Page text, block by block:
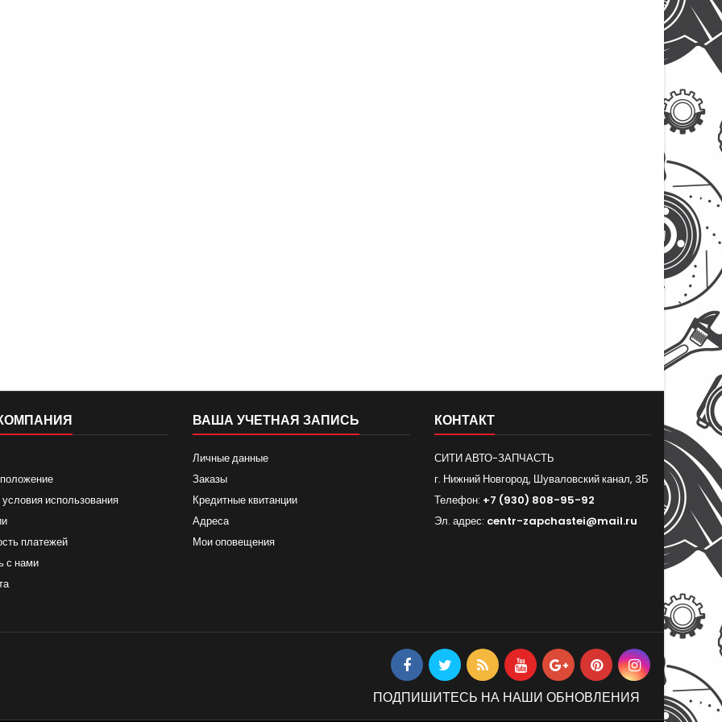
использования
платежей
с нами
ВАША УЧЕТНАЯ ЗАПИСЬ
Личные данные
Заказы
Кредитные квитанции
Адреса
Мои оповещения
КОНТАКТ
СИТИ АВТО-ЗАПЧАСТЬ
г. Нижний Новгород, Шуваловский канал, 3Б
Телефон: +7 (930) 808-95-92
Эл. адрес: centr-zapchastei@mail.ru
ПОДПИШИТЕСЬ НА НАШИ ОБНОВЛЕНИЯ